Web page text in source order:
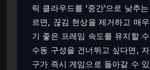
릭 클라우드를 ‘중간’으로 낮추
르면, 끊김 현상을 제거하고 매
기 좋은 프레임 속도를 유지할
수동 구성을 건너뛰고 싶다면,
구가 즉시 게임으로 돌아갈 수